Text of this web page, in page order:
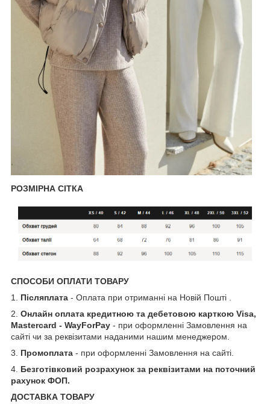
РОЗМІРНА СІТКА
СПОСОБИ ОПЛАТИ ТОВАРУ
1. Післяплата - Оплата при отриманні на Новій Пошті .
2. Онлайн оплата кредитною та дебетовою карткою Visa,
Mastercard - WayForPay - при оформленні Замовлення на
сайті чи за реквізитами наданими нашим менеджером.
3. Промоплата - при оформленні Замовлення на сайті.
4. Безготівковий розрахунок за реквізитами на поточний
рахунок ФОП.
ДОСТАВКА ТОВАРУ